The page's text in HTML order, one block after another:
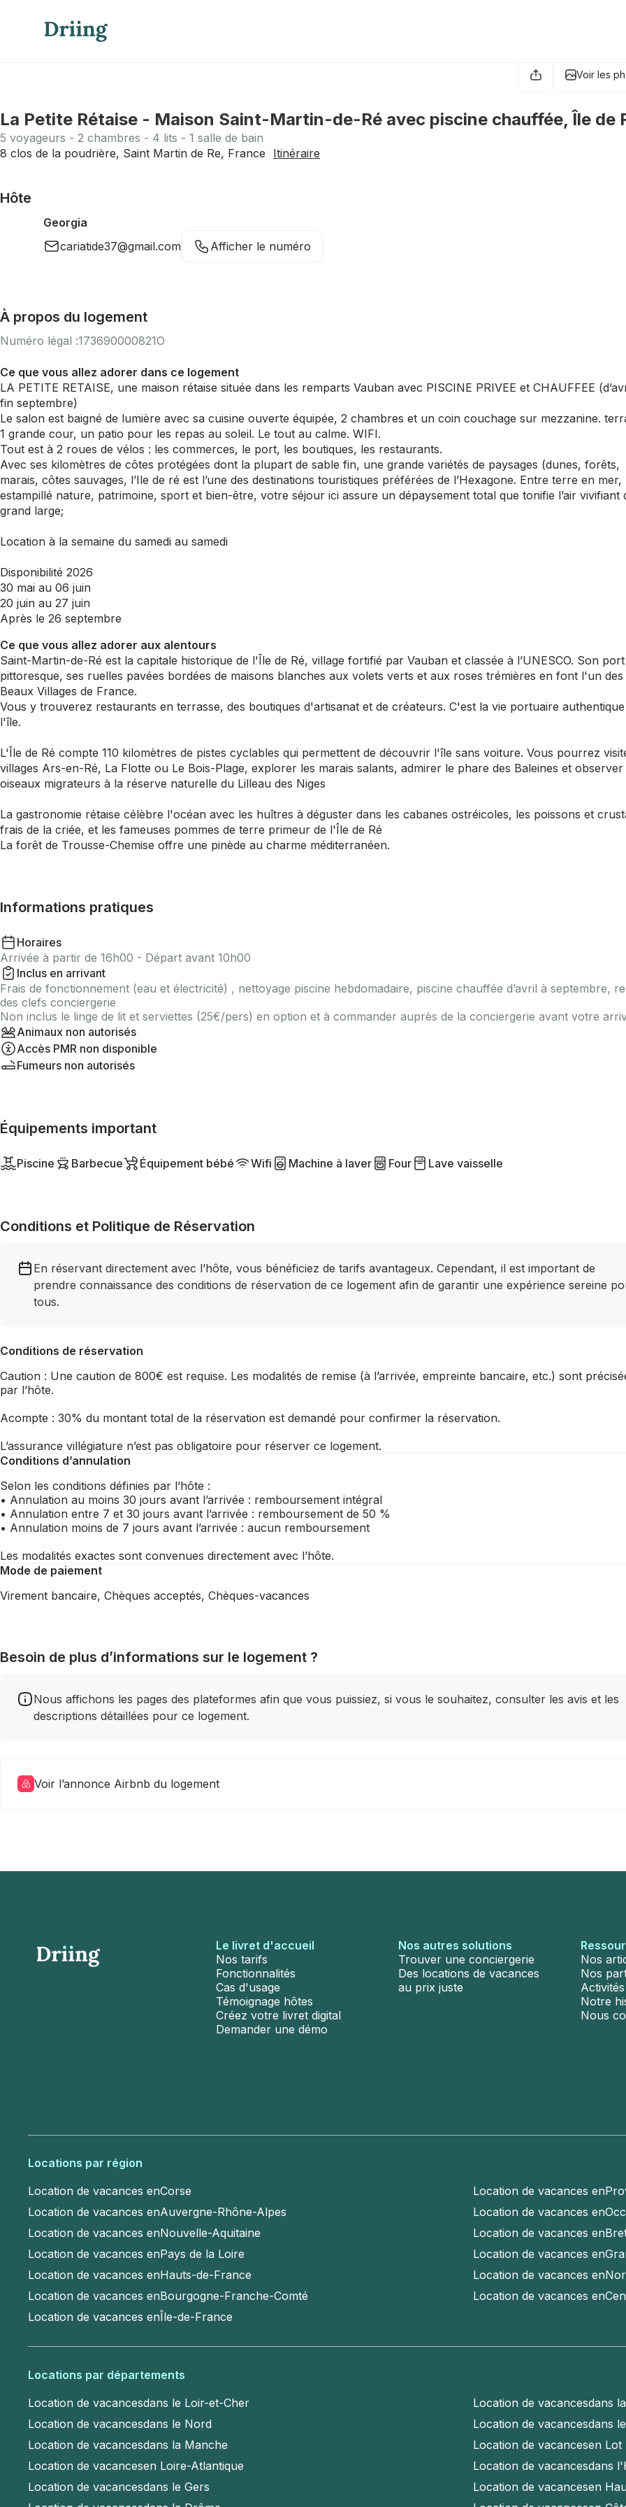
Voir les
La Petite Rétaise - Maison Saint-Martin-de-Ré avec piscine chauffée, Île de
5 voyageurs - 2 chambres - 4 lits - 1 salle de bain
8 clos de la poudrière, Saint Martin de Re, France
Itinéraire
Hôte
Georgia
cariatide37@gmail.com
Afficher le numéro
À propos du logement
Numéro légal :173690000821O
Ce que vous allez adorer dans ce logement
LA PETITE RETAISE, une maison rétaise située dans les remparts Vauban avec PISCINE PRIVEE et CHAUFFEE
fin septembre)
Le salon est baigné de lumière avec sa cuisine ouverte équipée, 2 chambres et un coin couchage sur mezzanine.
1 grande cour, un patio pour les repas au soleil. Le tout au calme. WIFI.
Tout est à 2 roues de vélos : les commerces, le port, les boutiques, les restaurants.
Avec ses kilomètres de côtes protégées dont la plupart de sable fin, une grande variétés de paysages (dunes, forêts,
marais, côtes sauvages, l’Ile de ré est l’une des destinations touristiques préférées de l’Hexagone. Entre terre en mer,
estampillé nature, patrimoine, sport et bien-être, votre séjour ici assure un dépaysement total que tonifie l’air vivifiant
grand large;
Location à la semaine du samedi au samedi
Disponibilité 2026
30 mai au 06 juin
20 juin au 27 juin
Après le 26 septembre
Ce que vous allez adorer aux alentours
Saint-Martin-de-Ré est la capitale historique de l'Île de Ré, village fortifié par Vauban et classée à l’UNESCO. Son port
pittoresque, ses ruelles pavées bordées de maisons blanches aux volets verts et aux roses trémières en font l'un des
Beaux Villages de France.
Vous y trouverez restaurants en terrasse, des boutiques d'artisanat et de créateurs. C'est la vie portuaire authentique
l'île.
L'Île de Ré compte 110 kilomètres de pistes cyclables qui permettent de découvrir l'île sans voiture. Vous pourrez
villages Ars-en-Ré, La Flotte ou Le Bois-Plage, explorer les marais salants, admirer le phare des Baleines et observer
oiseaux migrateurs à la réserve naturelle du Lilleau des Niges
La gastronomie rétaise célèbre l'océan avec les huîtres à déguster dans les cabanes ostréicoles, les poissons et
frais de la criée, et les fameuses pommes de terre primeur de l'Île de Ré
La forêt de Trousse-Chemise offre une pinède au charme méditerranéen.
Informations pratiques
Horaires
Arrivée à partir de 16h00 - Départ avant 10h00
Inclus en arrivant
Frais de fonctionnement (eau et électricité) , nettoyage piscine hebdomadaire, piscine chauffée d’avril à septembre,
des clefs conciergerie
Non inclus le linge de lit et serviettes (25€/pers) en option et à commander auprès de la conciergerie avant votre
Animaux non autorisés
Accès PMR non disponible
Fumeurs non autorisés
Équipements important
Piscine Barbecue Équipement bébé Wifi Machine à laver Four Lave vaisselle
Conditions et Politique de Réservation
En réservant directement avec l’hôte, vous bénéficiez de tarifs avantageux. Cependant, il est important de
prendre connaissance des conditions de réservation de ce logement afin de garantir une expérience sereine
tous.
Conditions de réservation
Caution : Une caution de 800€ est requise. Les modalités de remise (à l’arrivée, empreinte bancaire, etc.) sont
par l’hôte.
Acompte : 30% du montant total de la réservation est demandé pour confirmer la réservation.
L’assurance villégiature n’est pas obligatoire pour réserver ce logement.
Conditions d’annulation
Selon les conditions définies par l’hôte :
• Annulation au moins 30 jours avant l’arrivée : remboursement intégral
• Annulation entre 7 et 30 jours avant l’arrivée : remboursement de 50 %
• Annulation moins de 7 jours avant l’arrivée : aucun remboursement
Les modalités exactes sont convenues directement avec l’hôte.
Mode de paiement
Virement bancaire, Chèques acceptés, Chèques-vacances
Besoin de plus d’informations sur le logement ?
Nous affichons les pages des plateformes afin que vous puissiez, si vous le souhaitez, consulter les avis et les
descriptions détaillées pour ce logement.
Voir l’annonce Airbnb du logement
Le livret d'accueil
Nos tarifs
Fonctionnalités
Cas d'usage
Témoignage hôtes
Créez votre livret digital
Demander une démo
Nos autres solutions
Trouver une conciergerie
Des locations de vacances
au prix juste
Nos
Nos
Notre
Nous
Locations par région
Location de vacances enCorse Location de vacances en
Location de vacances enAuvergne-Rhône-Alpes Location de vacances en
Location de vacances enNouvelle-Aquitaine Location de vacances en
Location de vacances enPays de la Loire Location de vacances en
Location de vacances enHauts-de-France Location de vacances en
Location de vacances enBourgogne-Franche-Comté Location de vacances en
Location de vacances enÎle-de-France
Locations par départements
Location de vacancesdans le Loir-et-Cher Location de vacancesdans
Location de vacancesdans le Nord Location de vacancesdans
Location de vacancesdans la Manche Location de vacancesen Lot
Location de vacancesen Loire-Atlantique Location de vacancesdans
Location de vacancesdans le Gers Location de vacancesen